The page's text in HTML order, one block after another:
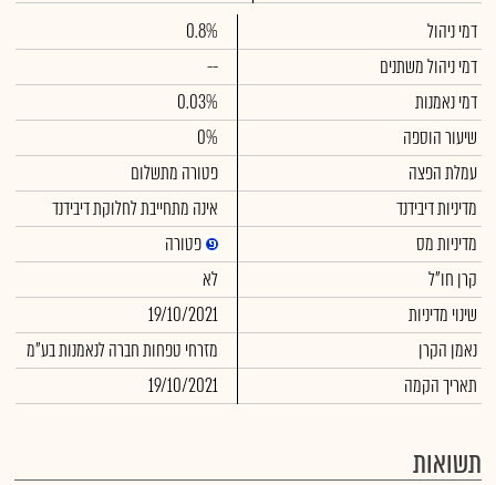
דמי ניהול
0.8%
דמי ניהול משתנים
--
דמי נאמנות
0.03%
שיעור הוספה
0%
עמלת הפצה
פטורה מתשלום
מדיניות דיבידנד
אינה מתחייבת לחלוקת דיבידנד
מדיניות מס
פטורה
קרן חו"ל
לא
שינוי מדיניות
19/10/2021
נאמן הקרן
מזרחי טפחות חברה לנאמנות בע"מ
תאריך הקמה
19/10/2021
תשואות